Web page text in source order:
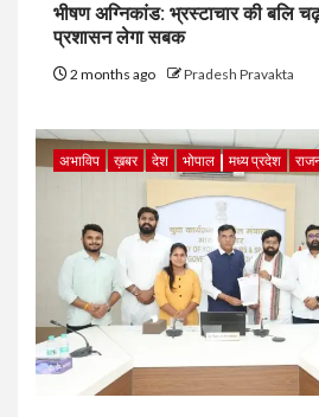
भीषण अग्निकांड: भ्रस्टाचार की बलि
प्रशासन लेगा सबक
2 months ago Pradesh Pravakta
अभाविप ख़बर देश भोपाल मध्य प्रदेश